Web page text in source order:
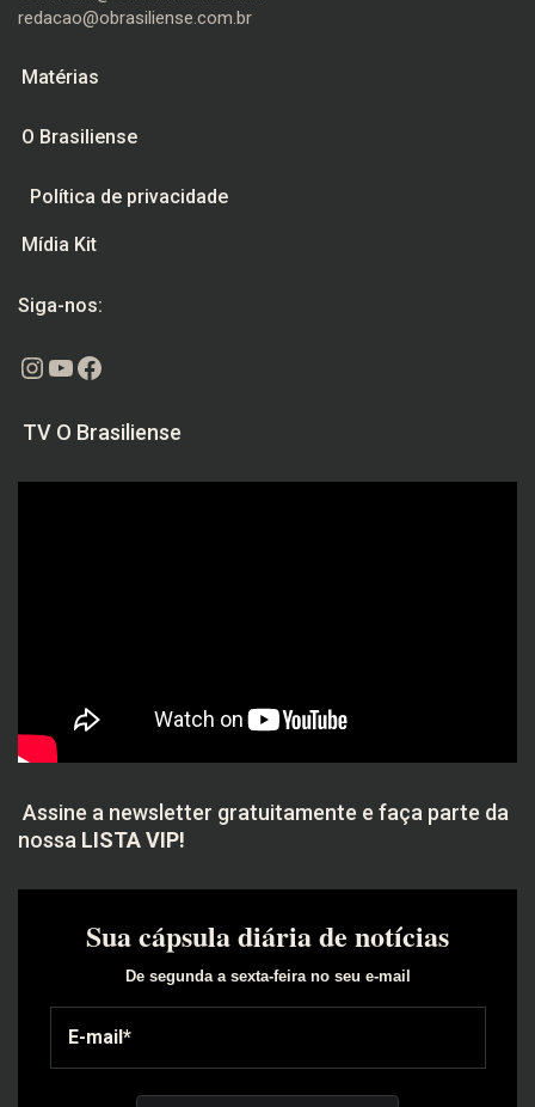
redacao@obrasiliense.com.br
Matérias
O Brasiliense
Política de privacidade
Mídia Kit
Siga-nos:
Instagram
Youtube
Facebook
TV O Brasiliense
Assine a newsletter gratuitamente e faça parte da
nossa LISTA VIP!
Sua cápsula diária de notícias
De segunda a sexta-feira no seu e-mail